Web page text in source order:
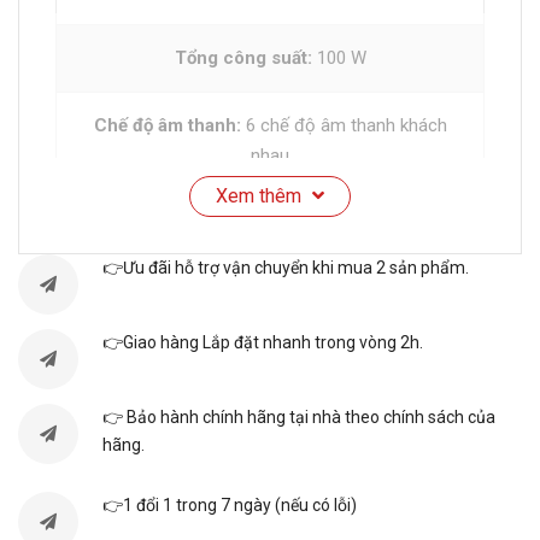
Tổng công suất: 100 W
Chế độ âm thanh: 6 chế độ âm thanh khách
nhau
Đuôi file đọc được:mp3, wma
Chức năng Radio: Có
Giao diện: Không
Kết nối
Xem thêm
👉Ưu đãi hỗ trợ vận chuyển khi mua 2 sản phẩm.
👉Giao hàng Lắp đặt nhanh trong vòng 2h.
👉 Bảo hành chính hãng tại nhà theo chính sách của
hãng.
👉1 đổi 1 trong 7 ngày (nếu có lỗi)